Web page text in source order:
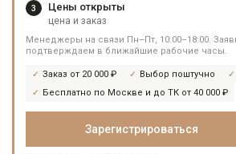
3 Цены открыты
цена и заказ
Менеджеры на связи Пн–Пт, 10:00–18:00.
подтверждаем в ближайшие рабочие часы.
Заказ от 20 000 ₽ Выбор поштучно
Бесплатно по Москве и до ТК от 40 000 ₽
Зарегистрироваться